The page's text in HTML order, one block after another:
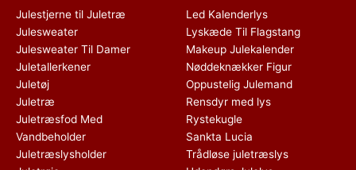
Julestjerne til Juletræ
Julesweater
Julesweater Til Damer
Juletallerkener
Juletøj
Juletræ
Juletræsfod Med
Vandbeholder
Juletræslysholder
Led Kalenderlys
Lyskæde Til Flagstang
Makeup Julekalender
Nøddeknækker Figur
Oppustelig Julemand
Rensdyr med lys
Rystekugle
Sankta Lucia
Trådløse juletræslys